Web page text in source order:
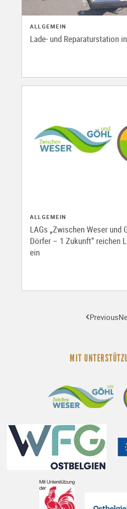
ALLGEMEIN
Lade- und Reparaturstation
ALLGEMEIN
LAGs „Zwischen Weser und
Dörfer – 1 Zukunft“ reichen
ein
Previous
MIT